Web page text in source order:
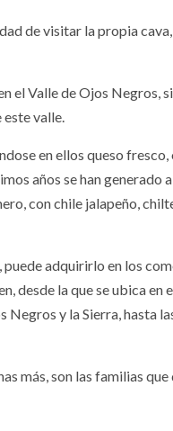
de visitar la propia
el Valle de Ojos Negros,
este valle.
en ellos queso fresco,
años se han generado
con chile jalapeño,
adquirirlo en los
desde la que se ubica en
y la Sierra, hasta
más, son las familias